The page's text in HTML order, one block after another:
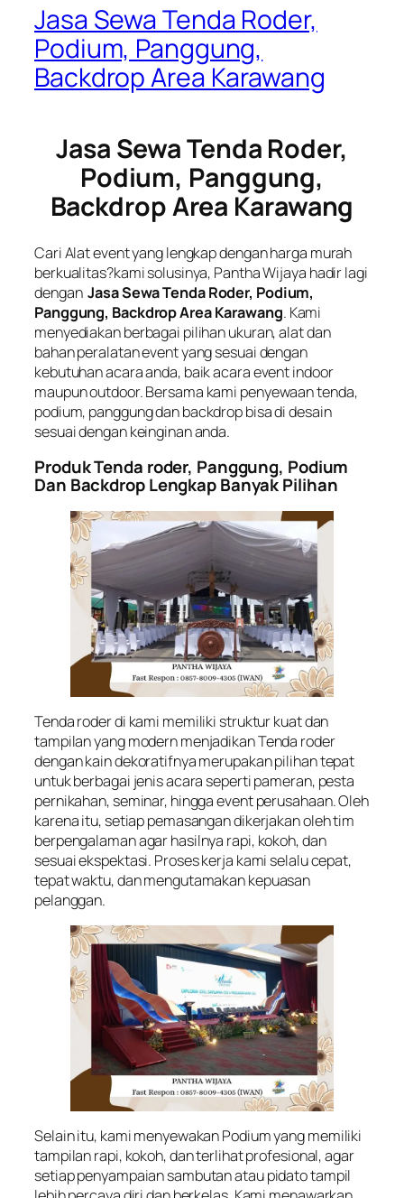
Jasa Sewa Tenda Roder,
Podium, Panggung,
Backdrop Area Karawang
Jasa Sewa Tenda Roder,
Podium, Panggung,
Backdrop Area Karawang
Cari Alat event yang lengkap dengan harga murah
berkualitas?kami solusinya, Pantha Wijaya hadir lagi
denganJasa Sewa Tenda Roder, Podium,
Panggung, Backdrop Area Karawang. Kami
menyediakan berbagai pilihan ukuran, alat dan
bahan peralatan event yang sesuai dengan
kebutuhan acara anda, baik acara event indoor
maupun outdoor. Bersama kami penyewaan tenda,
podium, panggung dan backdrop bisa di desain
sesuai dengan keinginan anda.
Produk Tenda roder, Panggung, Podium
Dan Backdrop Lengkap Banyak Pilihan
Tenda roder di kami memiliki struktur kuat dan
tampilan yang modern menjadikan Tenda roder
dengan kain dekoratifnya merupakan pilihan tepat
untuk berbagai jenis acara seperti pameran, pesta
pernikahan, seminar, hingga event perusahaan. Oleh
karena itu, setiap pemasangan dikerjakan oleh tim
berpengalaman agar hasilnya rapi, kokoh, dan
sesuai ekspektasi. Proses kerja kami selalu cepat,
tepat waktu, dan mengutamakan kepuasan
pelanggan.
Selain itu, kami menyewakan Podium yang memiliki
tampilan rapi, kokoh, dan terlihat profesional, agar
setiap penyampaian sambutan atau pidato tampil